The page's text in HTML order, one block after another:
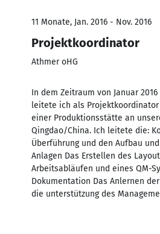
11 Monate, Jan. 2016 - Nov. 2016
Projektkoordinator
Athmer oHG
In dem Zeitraum von Januar
leitete ich als
einer Produktionsstätte an
Qingdao/China. Ich leitete die:
Überführung und den Aufbau
Anlagen Das Erstellen des
Arbeitsabläufen und eines QM-
Dokumentation Das Anlernen
die unterstützung des